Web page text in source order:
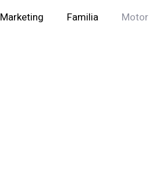
Marketing Familia Motor